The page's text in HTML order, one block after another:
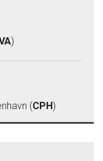
)
(CPH)